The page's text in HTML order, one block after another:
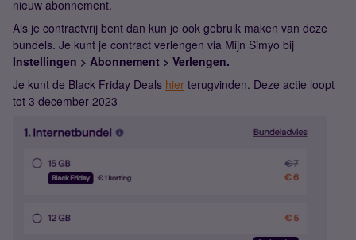
nieuw abonnement.
Als je contractvrij bent dan kun je ook gebruik maken van deze
bundels. Je kunt je contract verlengen via Mijn Simyo bij
Instellingen > Abonnement > Verlengen.
Je kunt de Black Friday Deals hier terugvinden. Deze actie loopt
tot 3 december 2023